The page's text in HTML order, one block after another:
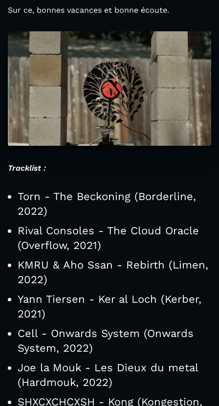
Sur ce, bonnes vacances et bonne écoute.
Tracklist :
Torn - The Beckoning (Borderline,
2022)
Rival Consoles - The Cloud Oracle
(Overflow, 2021)
KMRU & Aho Ssan - Rebirth (Limen,
2022)
Yann Tiersen - Ker al Loch (Kerber,
2021)
Cell - Onwards System (Onwards
System, 2022)
Joe la Mouk - Les Dieux du metal
(Hardmouk, 2022)
SHXCXCHCXSH - Kong (Kongestion,